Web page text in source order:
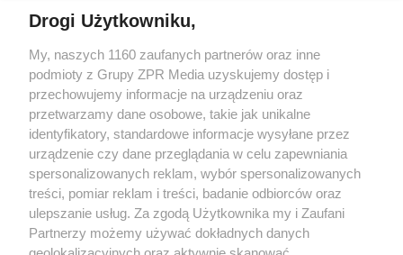
rozpowszechniany lub dalej rozpowszechniany w jakikolwiek sposób
(w tym także elektroniczny lub mechaniczny) na jakimkolwiek polu
eksploatacji w jakiejkolwiek formie, włącznie z umieszczaniem w
Internecie bez pisemnej zgody właściciela praw. Jakiekolwiek użycie
lub wykorzystanie utworów w całości lub w części z naruszeniem
prawa, tzn. bez właściwej zgody, jest zabronione pod groźbą kary i
może być ścigane prawnie.
Drogi Użytkowniku,
My, naszych 1160 zaufanych partnerów oraz inne
podmioty z Grupy ZPR Media uzyskujemy dostęp i
przechowujemy informacje na urządzeniu oraz
przetwarzamy dane osobowe, takie jak unikalne
identyfikatory, standardowe informacje wysyłane przez
urządzenie czy dane przeglądania w celu zapewniania
spersonalizowanych reklam, wybór spersonalizowanych
treści, pomiar reklam i treści, badanie odbiorców oraz
ulepszanie usług. Za zgodą Użytkownika my i Zaufani
Partnerzy możemy używać dokładnych danych